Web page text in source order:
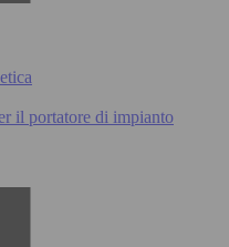
il portatore di impianto